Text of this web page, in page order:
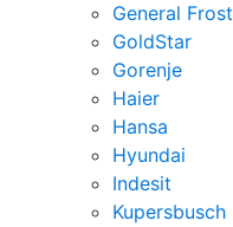
General Frost
GoldStar
Gorenje
Haier
Hansa
Hyundai
Indesit
Kupersbusch